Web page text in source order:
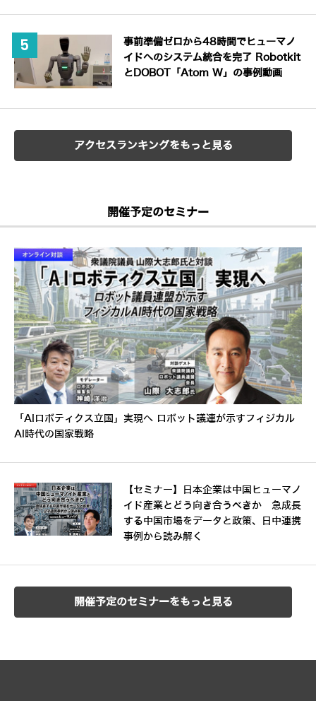
事前準備ゼロから48時間でヒューマノ
イドへのシステム統合を完了 Robotkit
とDOBOT「Atom W」の事例動画
アクセスランキングをもっと見る
開催予定のセミナー
「AIロボティクス立国」実現へ ロボット議連が示すフィジカル
AI時代の国家戦略
【セミナー】日本企業は中国ヒューマノ
イド産業とどう向き合うべきか 急成長
する中国市場をデータと政策、日中連携
事例から読み解く
開催予定のセミナーをもっと見る